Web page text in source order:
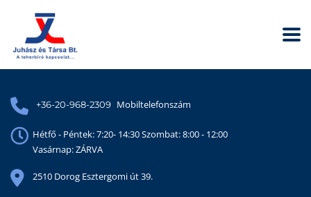
+36-20-968-2309 Mobiltelefonszám
Hétfő - Péntek: 7:20- 14:30 Szombat: 8:00 - 12:00
Vasárnap: ZÁRVA
2510 Dorog Esztergomi út 39.